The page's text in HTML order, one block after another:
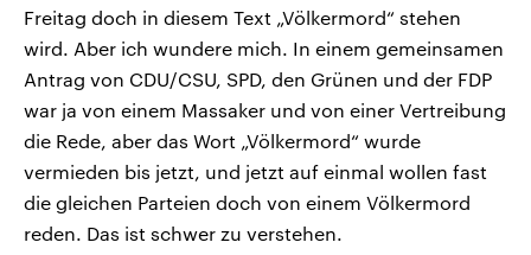
Freitag doch in diesem Text „Völkermord“ stehen
wird. Aber ich wundere mich. In einem gemeinsamen
Antrag von CDU/CSU, SPD, den Grünen und der FDP
war ja von einem Massaker und von einer Vertreibung
die Rede, aber das Wort „Völkermord“ wurde
vermieden bis jetzt, und jetzt auf einmal wollen fast
die gleichen Parteien doch von einem Völkermord
reden. Das ist schwer zu verstehen.